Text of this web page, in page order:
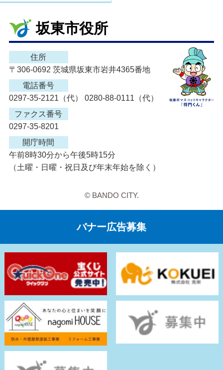
坂東市役所
住所
〒306-0692 茨城県坂東市岩井4365番地
電話番号
0297-35-2121（代） 0280-88-0111（代）
ファクス番号
0297-35-8201
開庁時間
午前8時30分から午後5時15分
（土曜・日曜・祝日及び年末年始を除く）
© BANDO CITY.
バナー広告募集